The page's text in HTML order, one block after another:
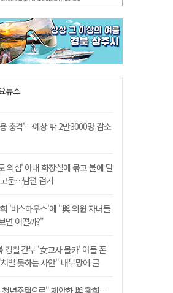
뉴스
충격'…예상 밖 2만3000명 감소
의심' 아내 화장실에 묶고 불에 달
문…남편 검거
'버스하우스'에 "與 의원 자녀들
면 어떨까?"
경찰 간부 '女교사 몰카' 아들 폰
벌 못하는 사안" 내부망에 글
청년주택으로" 제안한 與 황희…